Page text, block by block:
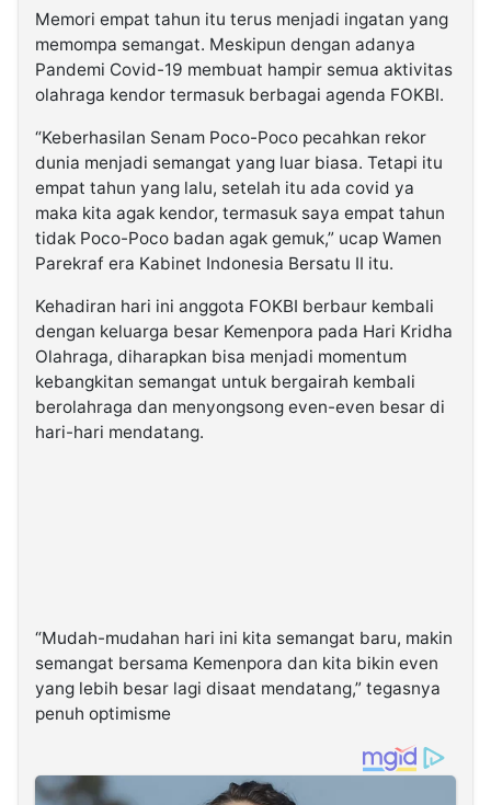
Memori empat tahun itu terus menjadi ingatan yang
memompa semangat. Meskipun dengan adanya
Pandemi Covid-19 membuat hampir semua aktivitas
olahraga kendor termasuk berbagai agenda FOKBI.
“Keberhasilan Senam Poco-Poco pecahkan rekor
dunia menjadi semangat yang luar biasa. Tetapi itu
empat tahun yang lalu, setelah itu ada covid ya
maka kita agak kendor, termasuk saya empat tahun
tidak Poco-Poco badan agak gemuk,” ucap Wamen
Parekraf era Kabinet Indonesia Bersatu II itu.
Kehadiran hari ini anggota FOKBI berbaur kembali
dengan keluarga besar Kemenpora pada Hari Kridha
Olahraga, diharapkan bisa menjadi momentum
kebangkitan semangat untuk bergairah kembali
berolahraga dan menyongsong even-even besar di
hari-hari mendatang.
“Mudah-mudahan hari ini kita semangat baru, makin
semangat bersama Kemenpora dan kita bikin even
yang lebih besar lagi disaat mendatang,” tegasnya
penuh optimisme